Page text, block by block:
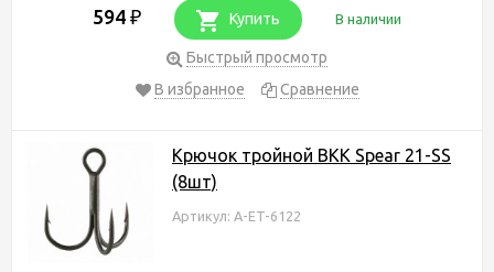
594 ₽ Купить В наличии
Быстрый просмотр
В избранное
Сравнение
Крючок тройной BKK Spear 21-SS
(8шт)
Артикул: A-ET-6122